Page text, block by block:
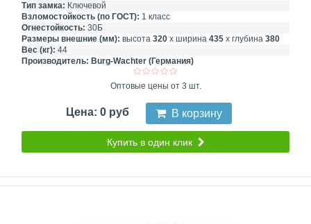
Тип замка: Ключевой
Взломостойкость (по ГОСТ): 1 класс
Огнестойкость: 30Б
Размеры внешние (мм): высота 320 х ширина 435 х глубина 380
Вес (кг): 44
Производитель: Burg-Wachter (Германия)
Оптовые цены от 3 шт.
Цена: 0 руб В корзину
Купить в один клик